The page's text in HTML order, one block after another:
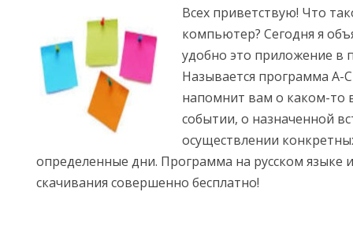
Всех приветствую! Что
компьютер? Сегодня я
удобно это приложение в
Называется программа A-
напомнит вам о каком-то
событии, о назначенной
осуществлении
определенные дни. Программа на русском языке
скачивания совершенно бесплатно!